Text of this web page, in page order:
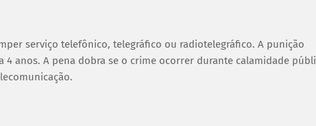
serviço telefônico, telegráfico ou radiotelegráfico. A punição
4 anos. A pena dobra se o crime ocorrer durante calamidade